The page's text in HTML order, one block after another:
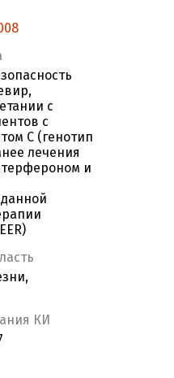
с
с
С (генотип
лечения
и
КИ